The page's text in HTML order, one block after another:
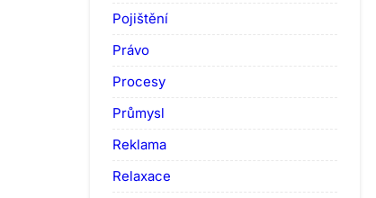
Pojištění
Právo
Procesy
Průmysl
Reklama
Relaxace